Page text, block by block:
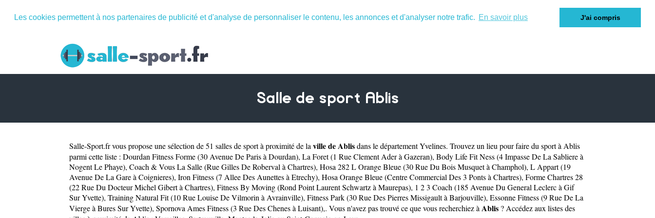
Les cookies permettent à nos partenaires de publicité et d'analyse de personnaliser le contenu, les annonces et d'analyser notre trafic. En savoir plus J'ai compris
Salle de sport Ablis
Salle-Sport.frvous propose une sélection de 51 salles de sport à proximité de la ville de Ablisdans le départementYvelines. Trouvez un lieu pour faire du sport à Ablis
parmi cette liste : Dourdan Fitness Forme (30 Avenue De Paris à Dourdan), La Foret (1 Rue Clement Ader à Gazeran), Body Life Fit Ness (4 Impasse De La Sabliere à
Nogent Le Phaye), Coach & Vous La Salle (Rue Gilles De Roberval à Chartres), Hosa 282 L Orange Bleue (30 Rue Du Bois Musquet à Champhol), L Appart (19
Avenue De La Gare à Coignieres), Iron Fitness (7 Allee Des Aunettes à Etrechy), Hosa Orange Bleue (Centre Commercial Des 3 Ponts à Chartres), Forme Chartres 28
(22 Rue Du Docteur Michel Gibert à Chartres), Fitness By Moving (Rond Point Laurent Schwartz à Maurepas), 1 2 3 Coach (185 Avenue Du General Leclerc à Gif
Sur Yvette), Training Natural Fit (10 Rue Louise De Vilmorin à Avrainville), Fitness Park (30 Rue Des Pierres Missigault à Barjouville), Essonne Fitness (9 Rue De La
Vierge à Bures Sur Yvette), Spornova Ames Fitness (3 Rue Des Chenes à Luisant),. Vous n'avez pas trouvé ce que vous recherchiez à Ablis ? Accédez aux listes des